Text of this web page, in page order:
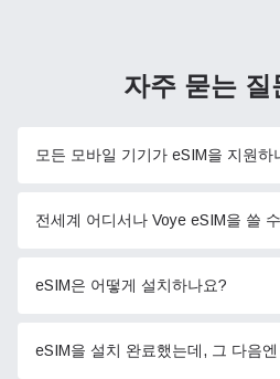
자주 묻는 질
모든 모바일 기기가 eSIM을 지원하
전세계 어디서나 Voye eSIM을 쓸
eSIM은 어떻게 설치하나요?
eSIM을 설치 완료했는데, 그 다음